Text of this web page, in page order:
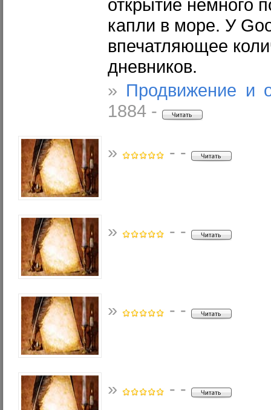
открытие немного
капли в море. У
впечатляющее
дневников.
» Продвижение и
1884 -
» - -
» - -
» - -
» - -